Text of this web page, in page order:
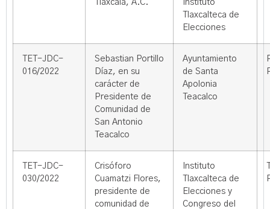
Tlaxcala, A.C.
Instituto
Tlaxcalteca de
Elecciones
TET-JDC-
016/2022
Sebastian Portillo
Díaz, en su
carácter de
Presidente de
Comunidad de
San Antonio
Teacalco
Ayuntamiento
de Santa
Apolonia
Teacalco
TET-JDC-
030/2022
Crisóforo
Cuamatzi Flores,
presidente de
comunidad de
Instituto
Tlaxcalteca de
Elecciones y
Congreso del